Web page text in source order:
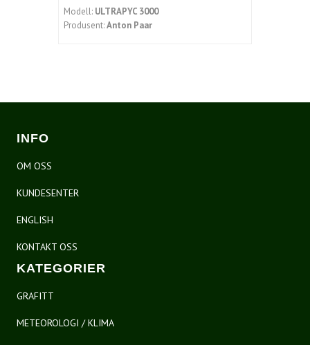
Modell: ULTRAPYC 3000
Produsent:Anton Paar
INFO
OM OSS
KUNDESENTER
ENGLISH
KONTAKT OSS
KATEGORIER
GRAFITT
METEOROLOGI / KLIMA